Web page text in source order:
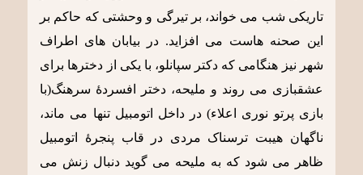
تاریکی شب می خواند، بر تیرگی و وحشتی که حاکم بر
این صحنه هاست می افزاید. در بیابان های اطراف
شهر نیز هنگامی که دکتر سپانلو، با یکی از دخترها برای
عشقبازی می روند و ملیحه، دختر افسردۀ سرهنگ(با
بازی پرتو نوری اعلاء) در داخل اتومبیل تنها می ماند،
ناگهان هیبت ترسناک مردی در قاب پنجرۀ اتومبیل
ظاهر می شود که به ملیحه می گوید دنبال زنش می